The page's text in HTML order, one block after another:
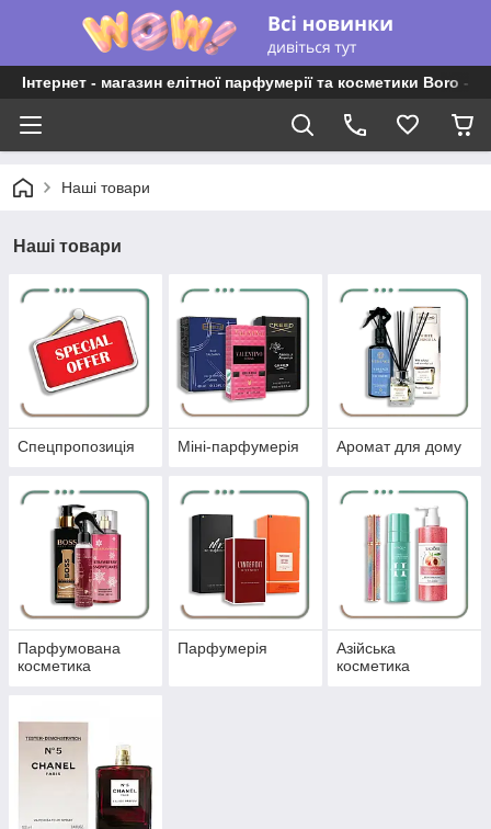
Інтернет - магазин елітної парфумерії та косметики Boro -
Наші товари
Наші товари
Спецпропозиція Міні-парфумерія Аромат для дому
Парфумована
косметика
Парфумерія
Азійська
косметика